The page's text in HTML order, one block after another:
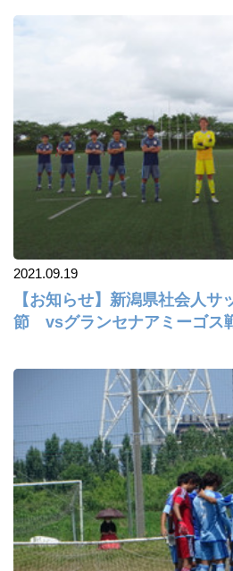
2021.09.19
【お知らせ】新潟県社会人
節 vsグランセナアミーゴス